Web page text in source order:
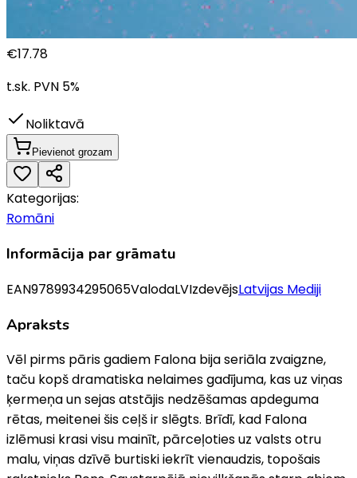
€17.78
t.sk. PVN 5%
Noliktavā
Pievienot grozam
Kategorijas:
Romāni
Informācija par grāmatu
EAN9789934295065ValodaLVIzdevējsLatvijas Mediji
Apraksts
Vēl pirms pāris gadiem Falona bija seriāla zvaigzne,
taču kopš dramatiska nelaimes gadījuma, kas uz viņas
ķermeņa un sejas atstājis nedzēšamas apdeguma
rētas, meitenei šis ceļš ir slēgts. Brīdī, kad Falona
izlēmusi krasi visu mainīt, pārceļoties uz valsts otru
malu, viņas dzīvē burtiski iekrīt vienaudzis, topošais